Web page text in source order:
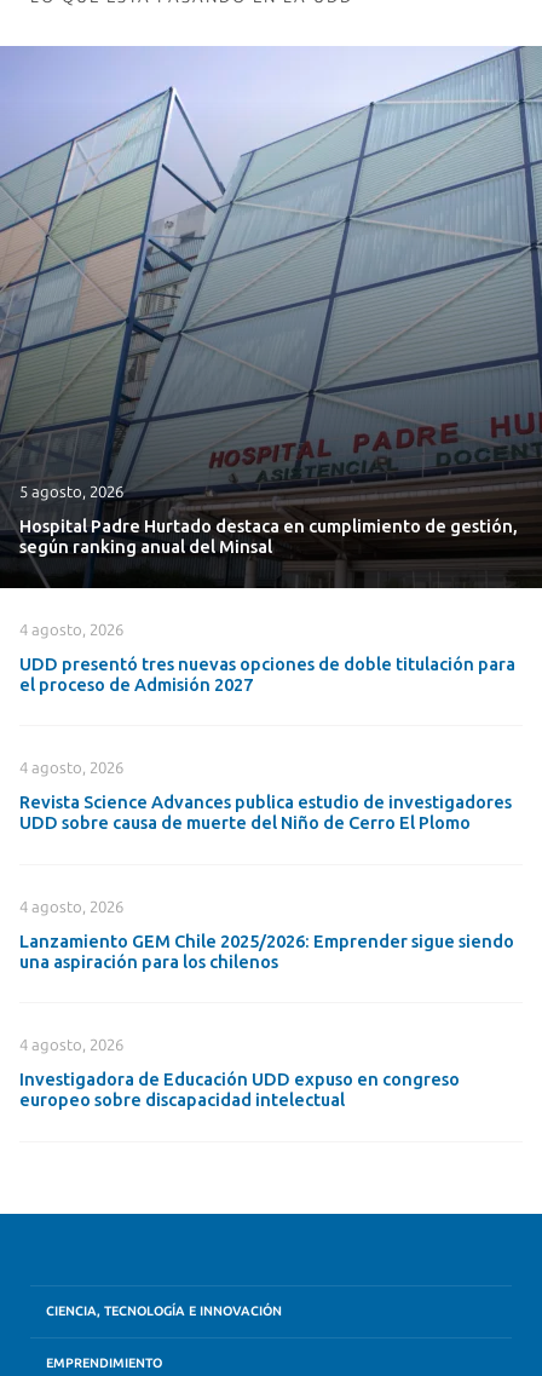
5 agosto, 2026
Hospital Padre Hurtado destaca en cumplimiento de gestión,
según ranking anual del Minsal
4 agosto, 2026
UDD presentó tres nuevas opciones de doble titulación para
el proceso de Admisión 2027
4 agosto, 2026
Revista Science Advances publica estudio de investigadores
UDD sobre causa de muerte del Niño de Cerro El Plomo
4 agosto, 2026
Lanzamiento GEM Chile 2025/2026: Emprender sigue siendo
una aspiración para los chilenos
4 agosto, 2026
Investigadora de Educación UDD expuso en congreso
europeo sobre discapacidad intelectual
CIENCIA, TECNOLOGÍA E INNOVACIÓN
EMPRENDIMIENTO